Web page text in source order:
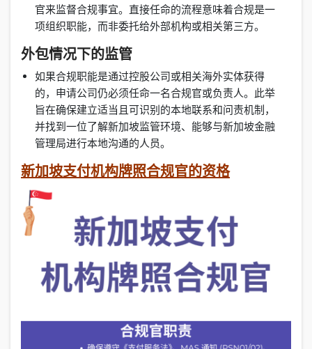
官来监督合规事宜。直接任命的流程意味着合规是一
项组织职能，而非委托给外部机构或相关第三方。
外包情况下的监管
如果合规职能是通过控股公司或相关海外实体获得
的，申请公司仍必须任命一名合规官或负责人。此举
旨在确保建立适当且可识别的本地联系和问责机制，
并找到一位了解新加坡监管环境、能够与新加坡金融
管理局进行本地沟通的人员。
新加坡支付机构牌照合规官的资格